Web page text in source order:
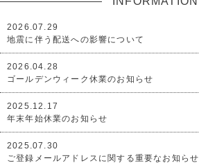
2026.07.29
地震に伴う配送への影響について
2026.04.28
ゴールデンウィーク休業のお知らせ
2025.12.17
年末年始休業のお知らせ
2025.07.30
ご登録メールアドレスに関する重要なお知らせ